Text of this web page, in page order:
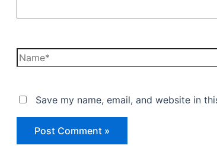
Save my name, email, and website in